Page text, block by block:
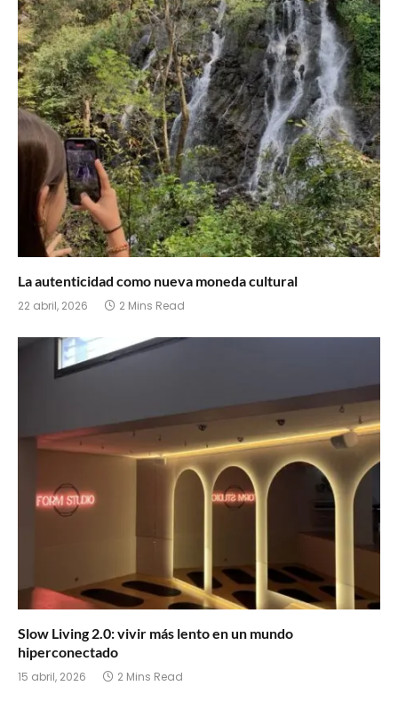
La autenticidad como nueva moneda cultural
22 abril, 2026 2 Mins Read
Slow Living 2.0: vivir más lento en un mundo
hiperconectado
15 abril, 2026 2 Mins Read